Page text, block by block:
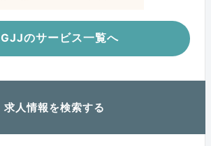
GJJのサービス一覧へ
求人情報を検索する